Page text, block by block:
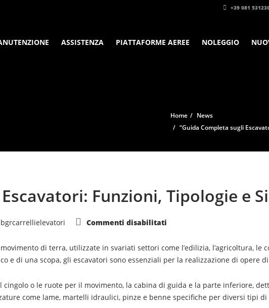
+39 081
ASSISTENZA PIATTAFORME AEREE NOLEGGIO
Home
News
“Guida Completa sugli
Funzioni, Tipologie e
bgrcarrellielevatori Commenti disabilitati
Escavatori:
Funzioni,
Tipologie
di terra, utilizzate in svariati settori come l’edilizia, l’agricoltura, le
e di una scopa, gli escavatori sono essenziali per la realizzazione di opere
o le ruote per il movimento, la cabina di guida e la parte inferiore,
come lame, martelli idraulici, pinze e benne specifiche per diversi tipi di